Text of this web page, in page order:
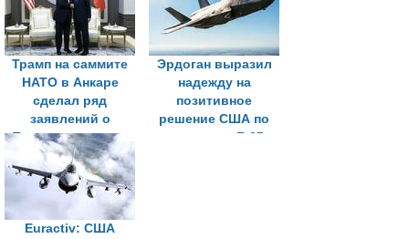
морях
Трамп на саммите
НАТО в Анкаре
сделал ряд
заявлений о
Турции, санкциях
США и разговоре с
Путиным
Эрдоган выразил
надежду на
позитивное
решение США по
поставкам F-35
Euractiv: США